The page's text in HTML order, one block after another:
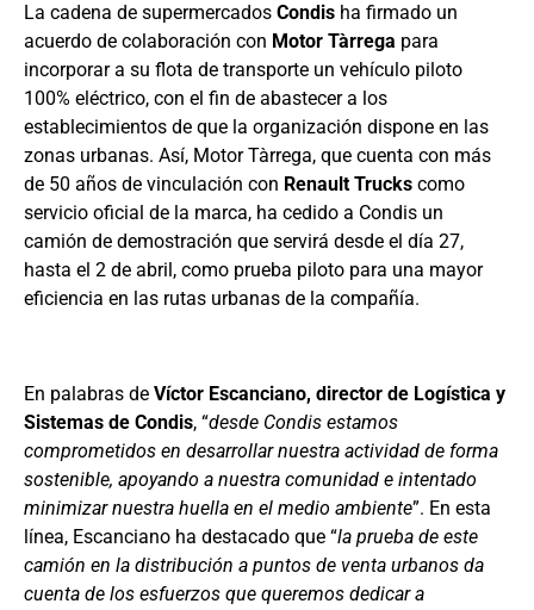
La cadena de supermercados Condis ha firmado un
acuerdo de colaboración con Motor Tàrrega para
incorporar a su flota de transporte un vehículo piloto
100% eléctrico, con el fin de abastecer a los
establecimientos de que la organización dispone en las
zonas urbanas. Así, Motor Tàrrega, que cuenta con más
de 50 años de vinculación con Renault Trucks como
servicio oficial de la marca, ha cedido a Condis un
camión de demostración que servirá desde el día 27,
hasta el 2 de abril, como prueba piloto para una mayor
eficiencia en las rutas urbanas de la compañía.
En palabras de Víctor Escanciano, director de Logística y
Sistemas de Condis, “desde Condis estamos
comprometidos en desarrollar nuestra actividad de forma
sostenible, apoyando a nuestra comunidad e intentado
minimizar nuestra huella en el medio ambiente”. En esta
línea, Escanciano ha destacado que “la prueba de este
camión en la distribución a puntos de venta urbanos da
cuenta de los esfuerzos que queremos dedicar a